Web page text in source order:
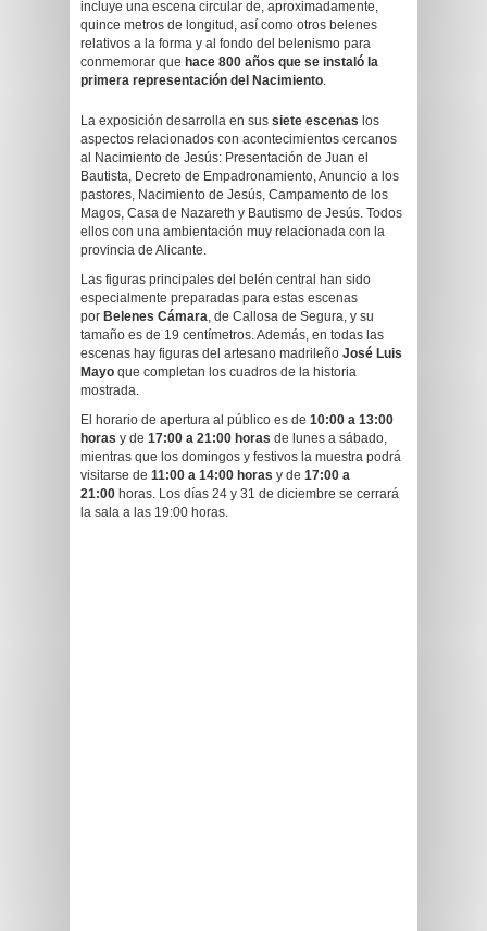
incluye una escena circular de, aproximadamente,
quince metros de longitud, así como otros belenes
relativos a la forma y al fondo del belenismo para
conmemorar que hace 800 años que se instaló la
primera representación del Nacimiento.
La exposición desarrolla en sus siete escenas los
aspectos relacionados con acontecimientos cercanos
al Nacimiento de Jesús: Presentación de Juan el
Bautista, Decreto de Empadronamiento, Anuncio a los
pastores, Nacimiento de Jesús, Campamento de los
Magos, Casa de Nazareth y Bautismo de Jesús. Todos
ellos con una ambientación muy relacionada con la
provincia de Alicante.
Las figuras principales del belén central han sido
especialmente preparadas para estas escenas
por Belenes Cámara, de Callosa de Segura, y su
tamaño es de 19 centímetros. Además, en todas las
escenas hay figuras del artesano madrileño José Luis
Mayo que completan los cuadros de la historia
mostrada.
El horario de apertura al público es de 10:00 a 13:00
horas y de 17:00 a 21:00 horas de lunes a sábado,
mientras que los domingos y festivos la muestra podrá
visitarse de 11:00 a 14:00 horas y de 17:00 a
21:00 horas. Los días 24 y 31 de diciembre se cerrará
la sala a las 19:00 horas.